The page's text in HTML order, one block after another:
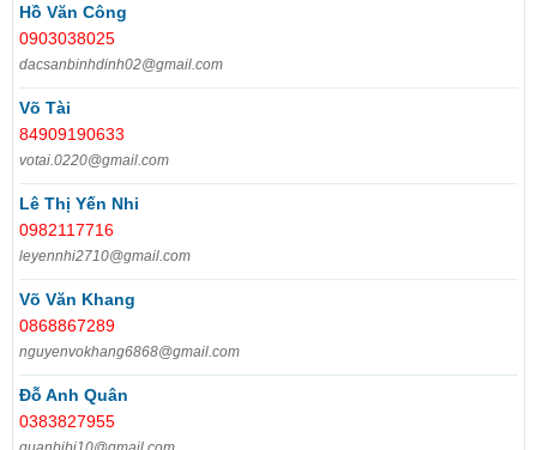
Hồ Văn Công
0903038025
dacsanbinhdinh02@gmail.com
Võ Tài
84909190633
votai.0220@gmail.com
Lê Thị Yến Nhi
0982117716
leyennhi2710@gmail.com
Võ Văn Khang
0868867289
nguyenvokhang6868@gmail.com
Đỗ Anh Quân
0383827955